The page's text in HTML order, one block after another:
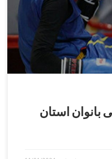
بانوان استان